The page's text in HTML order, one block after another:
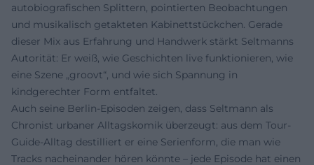
autobiografischen Splittern, pointierten Beobachtungen
und musikalisch getakteten Kabinettstückchen. Gerade
dieser Mix aus Erfahrung und Handwerk stärkt Seltmanns
Autorität: Er weiß, wie Geschichten live funktionieren, wie
eine Szene „groovt“, und wie sich Spannung in
kindgerechter Form entfaltet.
Auch seine Berlin-Episoden zeigen, dass Seltmann als
Chronist urbaner Alltagskomik überzeugt: aus dem Tour-
Guide-Alltag destilliert er eine Serienform, die man wie
Tracks nacheinander hören könnte – jede Episode hat einen